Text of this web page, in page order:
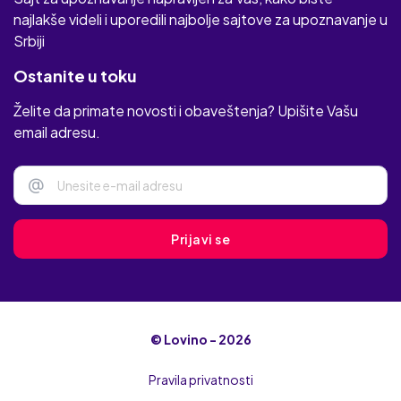
najlakše videli i uporedili najbolje sajtove za upoznavanje u
Srbiji
Ostanite u toku
Želite da primate novosti i obaveštenja? Upišite Vašu
email adresu.
@
Prijavi se
© Lovino - 2026
Pravila privatnosti